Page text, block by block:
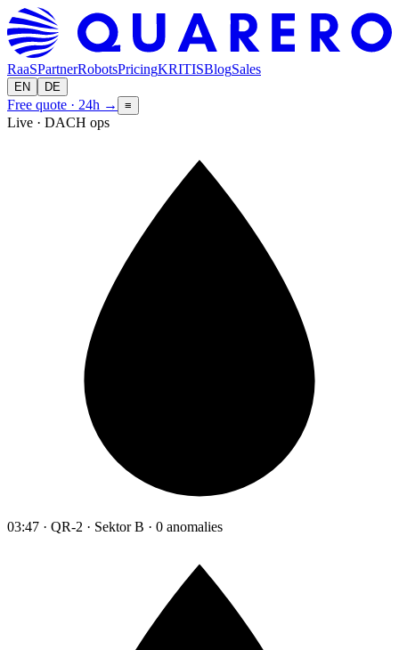
RaaSPartnerRobotsPricingKRITISBlogSales
EN DE
Free quote · 24h → ≡
Live · DACH ops
03:47 · QR-2 · Sektor B · 0 anomalies